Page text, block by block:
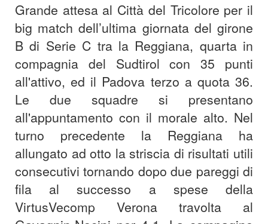
Grande attesa al Città del Tricolore per il
big match dell’ultima giornata del girone
B di Serie C tra la Reggiana, quarta in
compagnia del Sudtirol con 35 punti
all'attivo, ed il Padova terzo a quota 36.
Le due squadre si presentano
all'appuntamento con il morale alto. Nel
turno precedente la Reggiana ha
allungato ad otto la striscia di risultati utili
consecutivi tornando dopo due pareggi di
fila al successo a spese della
VirtusVecomp Verona travolta al